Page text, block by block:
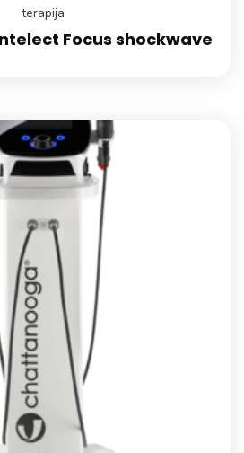
terapija
Focus shockwave